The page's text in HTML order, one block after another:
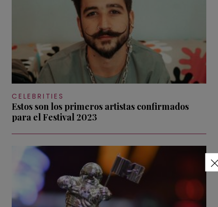
CELEBRITIES
Estos son los primeros artistas confirmados
para el Festival 2023